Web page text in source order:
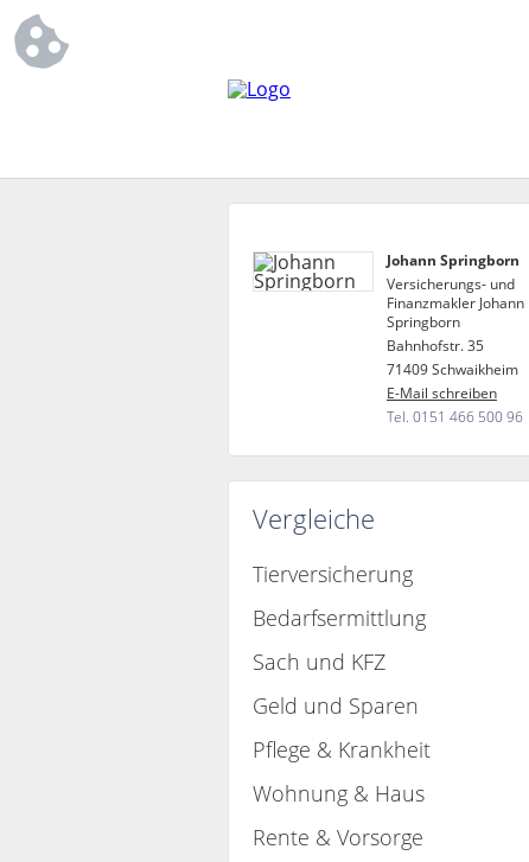
Johann Springborn
Versicherungs- und
Finanzmakler Johann
Springborn
Bahnhofstr. 35
71409 Schwaikheim
E-Mail schreiben
Tel. 0151 466 500 96
Vergleiche
Tierversicherung
Bedarfsermittlung
Sach und KFZ
Geld und Sparen
Pflege & Krankheit
Wohnung & Haus
Rente & Vorsorge